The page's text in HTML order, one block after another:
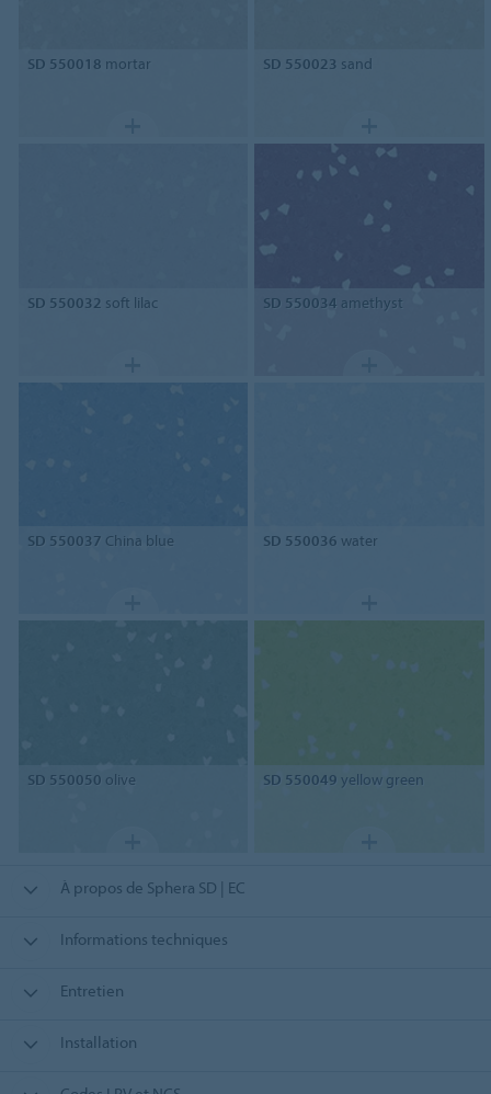
SD 550018 mortar SD 550023 sand
SD 550032 soft lilac SD 550034 amethyst
SD 550037 China blue SD 550036 water
SD 550050 olive SD 550049 yellow green
À propos de Sphera SD | EC
Informations techniques
Entretien
Installation